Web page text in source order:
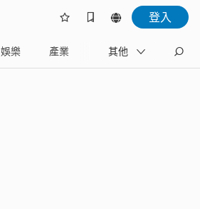
登入
娛樂 產業 藝文
其他